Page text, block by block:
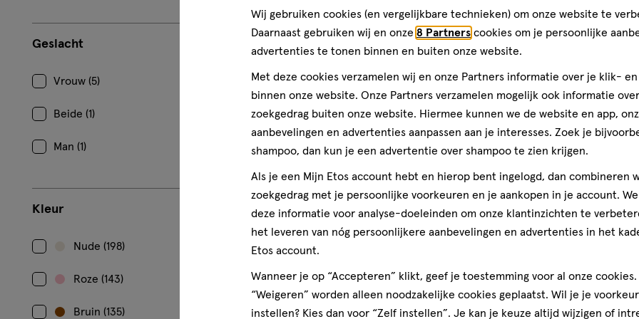
Geslacht
Vrouw (5)
Beide (1)
Man (1)
Kleur
Nude (198)
Roze (143)
Bruin (135)
6.
lak lak
Sally Hansen Miracle Gel Nagellak 450 Get
verhoog aantal met één,Bijna uitverkocht!Er
lak5 ML
Etos Pure Nagellak Marry Me 5
Wij gebruiken cookies (en vergelijkbare technieken) om onze website te
Daarnaast gebruiken wij en onze 8 Partners cookies om je persoonlijke
advertenties te tonen binnen en buiten onze website.
Met deze cookies verzamelen wij en onze Partners informatie over je klik-
binnen onze website. Onze Partners verzamelen mogelijk ook informatie
zoekgedrag buiten onze website. Hiermee kunnen we de website en app,
aanbevelingen en advertenties aanpassen aan je interesses. Zoek je
shampoo, dan kun je een advertentie over shampoo te zien krijgen.
Als je een Mijn Etos account hebt en hierop bent ingelogd, dan combineren
zoekgedrag met je persoonlijke voorkeuren en je aankopen in je account.
deze informatie voor analyse-doeleinden om onze klantinzichten te
het leveren van nóg persoonlijkere aanbevelingen en advertenties in het
Etos account.
Wanneer je op “Accepteren” klikt, geef je toestemming voor al onze cookies.
“Weigeren” worden alleen noodzakelijke cookies geplaatst. Wil je je
instellen? Kies dan voor “Zelf instellen”. Je kan je keuze altijd wijzigen of